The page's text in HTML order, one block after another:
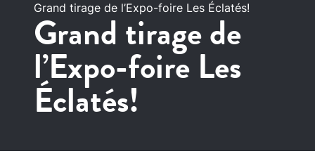
Grand tirage de l’Expo-foire Les Éclatés!
Grand tirage de
l’Expo-foire Les
Éclatés!